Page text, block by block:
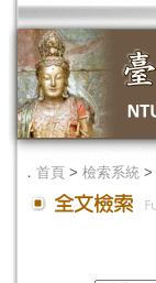
． 首頁 > 檢索系統 >